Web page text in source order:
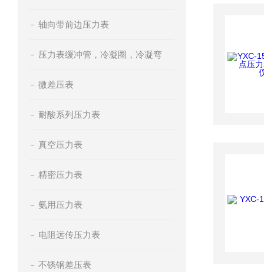
轴向带前边压力表
压力表缓冲管，冷凝圈，冷凝弯
微差压表
耐酸系列压力表
真空压力表
精密压力表
氨用压力表
电阻远传压力表
不锈钢差压表